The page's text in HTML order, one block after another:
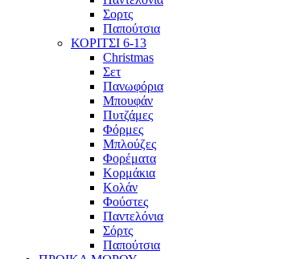
Σορτς
Παπούτσια
ΚΟΡΙΤΣΙ 6-13
Christmas
Σετ
Πανωφόρια
Μπουφάν
Πυτζάμες
Φόρμες
Μπλούζες
Φορέματα
Κορμάκια
Κολάν
Φούστες
Παντελόνια
Σόρτς
Παπούτσια